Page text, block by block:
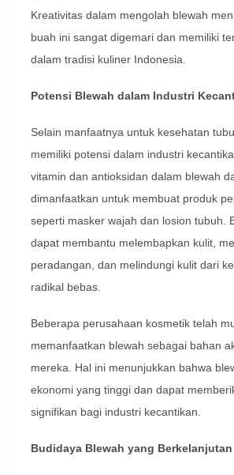
Kreativitas dalam mengolah blewah
buah ini sangat digemari dan memiliki
dalam tradisi kuliner Indonesia.
Potensi Blewah dalam Industri
Selain manfaatnya untuk kesehatan
memiliki potensi dalam industri
vitamin dan antioksidan dalam blewah
dimanfaatkan untuk membuat produk
seperti masker wajah dan losion tubuh.
dapat membantu melembapkan kulit,
peradangan, dan melindungi kulit dari
radikal bebas.
Beberapa perusahaan kosmetik telah
memanfaatkan blewah sebagai bahan
mereka. Hal ini menunjukkan bahwa
ekonomi yang tinggi dan dapat
signifikan bagi industri kecantikan.
Budidaya Blewah yang Berkelanjutan